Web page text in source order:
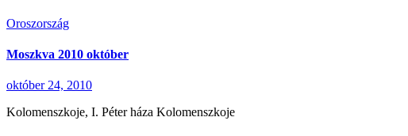
Oroszország
Moszkva 2010 október
október 24, 2010
Kolomenszkoje, I. Péter háza Kolomenszkoje